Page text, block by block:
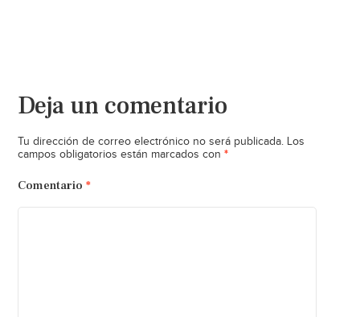
Deja un comentario
Tu dirección de correo electrónico no será publicada. Los
campos obligatorios están marcados con *
Comentario *